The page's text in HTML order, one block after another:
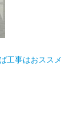
工事はおススメ